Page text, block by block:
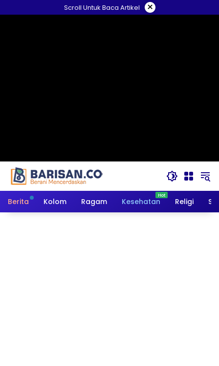
ke
Scroll Untuk Baca Artikel ×
Berita Kolom Ragam Kesehatan Religi